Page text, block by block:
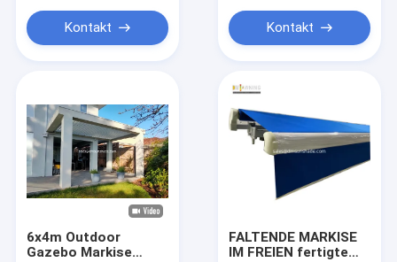
Produkte
Über uns
Werksbesichtigung
Kontakt Kontakt
6x4m Outdoor
Gazebo Markise
FALTENDE MARKISE
IM FREIEN fertigte